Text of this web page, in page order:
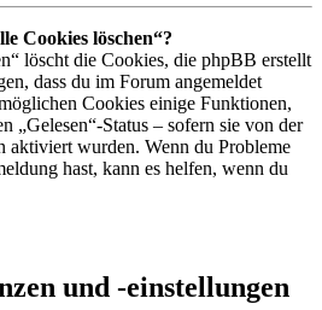
Cookies löschen“?
löscht die Cookies, die phpBB erstellt
dass du im Forum angemeldet
Cookies einige Funktionen,
„Gelesen“-Status – sofern sie von der
aktiviert wurden. Wenn du Probleme
hast, kann es helfen, wenn du
und -einstellungen